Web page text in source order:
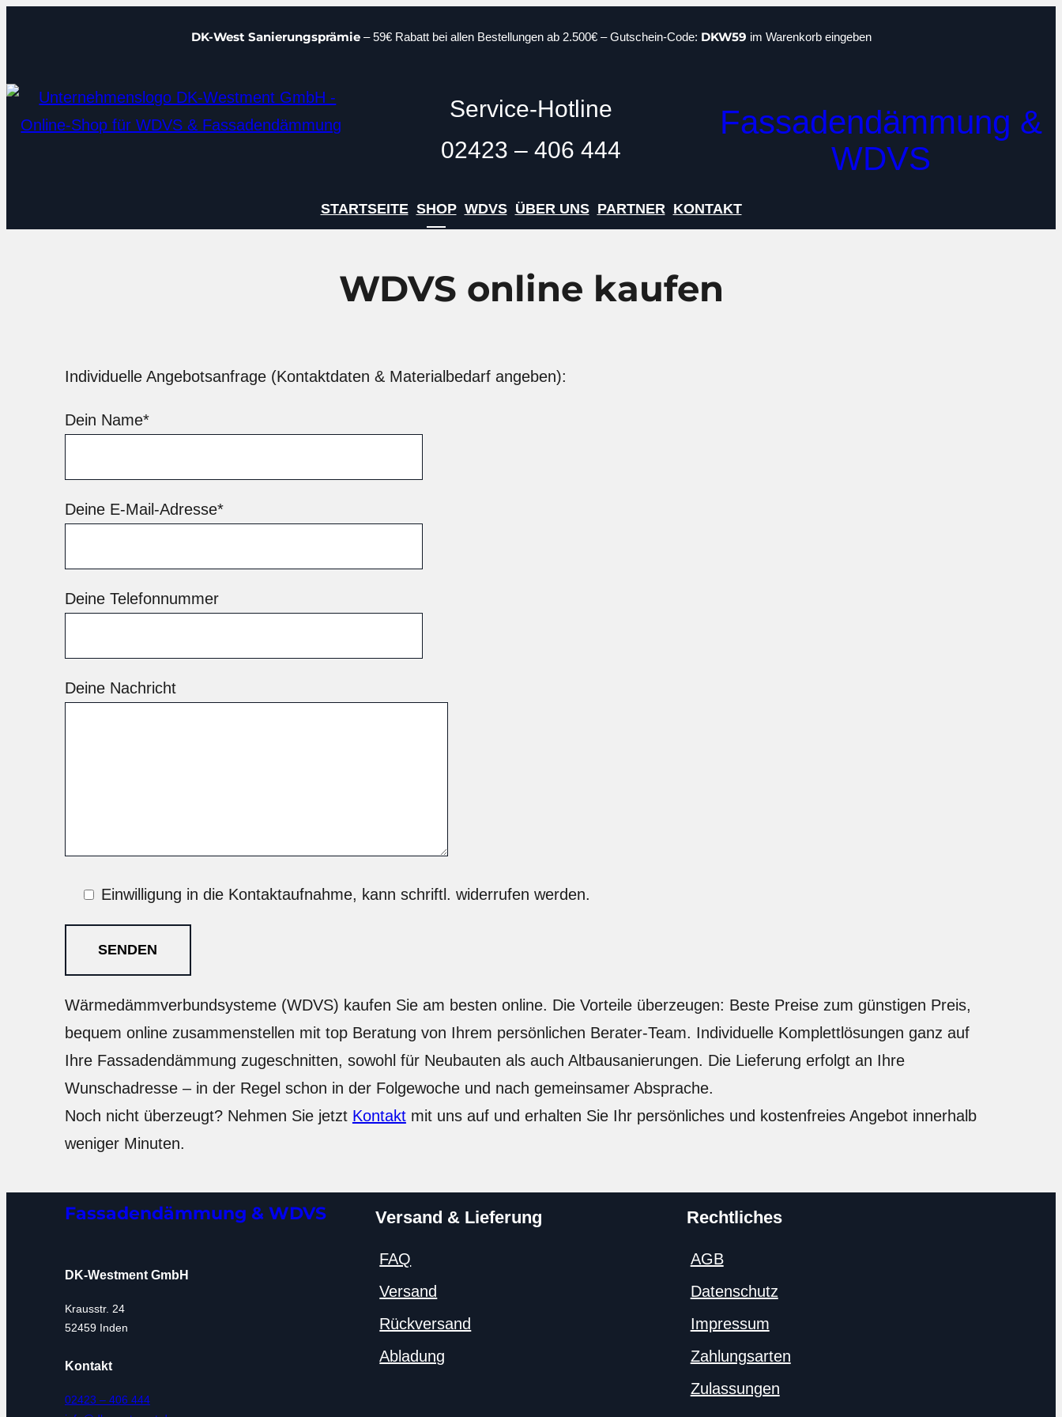
DK-West Sanierungsprämie– 59€ Rabatt bei allen Bestellungen ab 2.500€ – Gutschein-Code: DKW59 im Warenkorb eingeben
Service-Hotline
02423 – 406 444
Fassadendämmung &
WDVS
STARTSEITE SHOP WDVS ÜBER UNS PARTNER KONTAKT
WDVS online kaufen
Individuelle Angebotsanfrage (Kontaktdaten & Materialbedarf angeben):
Dein Name*
Deine E-Mail-Adresse*
Deine Telefonnummer
Deine Nachricht
Einwilligung in die Kontaktaufnahme, kann schriftl. widerrufen werden.
Wärmedämmverbundsysteme (WDVS) kaufen Sie am besten online. Die Vorteile überzeugen: Beste Preise zum günstigen Preis,
bequem online zusammenstellen mit top Beratung von Ihrem persönlichen Berater-Team. Individuelle Komplettlösungen ganz auf
Ihre Fassadendämmung zugeschnitten, sowohl für Neubauten als auch Altbausanierungen. Die Lieferung erfolgt an Ihre
Wunschadresse – in der Regel schon in der Folgewoche und nach gemeinsamer Absprache.
Noch nicht überzeugt? Nehmen Sie jetzt Kontaktmit uns auf und erhalten Sie Ihr persönliches und kostenfreies Angebot innerhalb
weniger Minuten.
Fassadendämmung & WDVS
DK-Westment GmbH
Krausstr. 24
52459 Inden
Kontakt
02423 – 406 444
Versand & Lieferung
FAQ
Versand
Rückversand
Abladung
Rechtliches
AGB
Datenschutz
Impressum
Zahlungsarten
Zulassungen